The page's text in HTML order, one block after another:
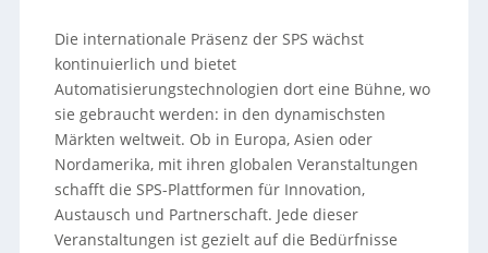
Die internationale Präsenz der SPS wächst
kontinuierlich und bietet
Automatisierungstechnologien dort eine Bühne, wo
sie gebraucht werden: in den dynamischsten
Märkten weltweit. Ob in Europa, Asien oder
Nordamerika, mit ihren globalen Veranstaltungen
schafft die SPS-Plattformen für Innovation,
Austausch und Partnerschaft. Jede dieser
Veranstaltungen ist gezielt auf die Bedürfnisse